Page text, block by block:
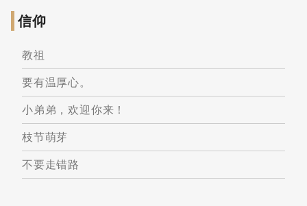
信仰
教祖
要有温厚心。
小弟弟，欢迎你来！
枝节萌芽
不要走错路